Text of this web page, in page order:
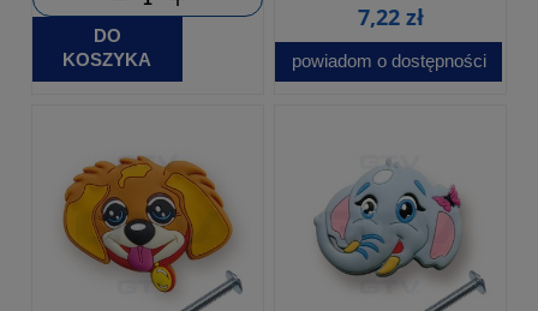
DO
KOSZYKA
7,22 zł
powiadom o dostępności